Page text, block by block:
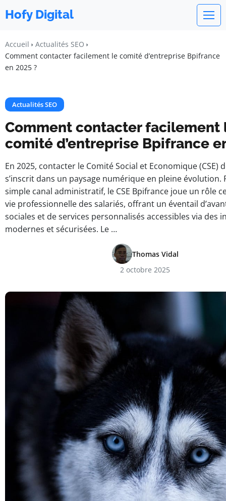
Hofy Digital
Accueil
Actualités SEO
Comment contacter facilement le comité d’entreprise Bpifrance
en 2025 ?
Actualités SEO
Comment contacter facilement
comité d’entreprise Bpifrance
En 2025, contacter le Comité Social et Economique (CSE)
s’inscrit dans un paysage numérique en pleine évolution.
simple canal administratif, le CSE Bpifrance joue un rôle
vie professionnelle des salariés, offrant un éventail
sociales et de services personnalisés accessibles via des
modernes et sécurisées. Le …
Thomas Vidal
2 octobre 2025